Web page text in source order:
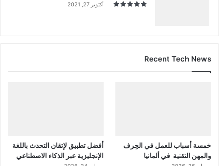
أكتوبر 27, 2021
Recent Tech News
خمسة أسباب للعمل في الحِرف
والمهن التقنية في ألمانيا
أفضل تطبيق لإتقان التحدث باللغة
الإنجليزية عبر الذكاء الاصطناعي